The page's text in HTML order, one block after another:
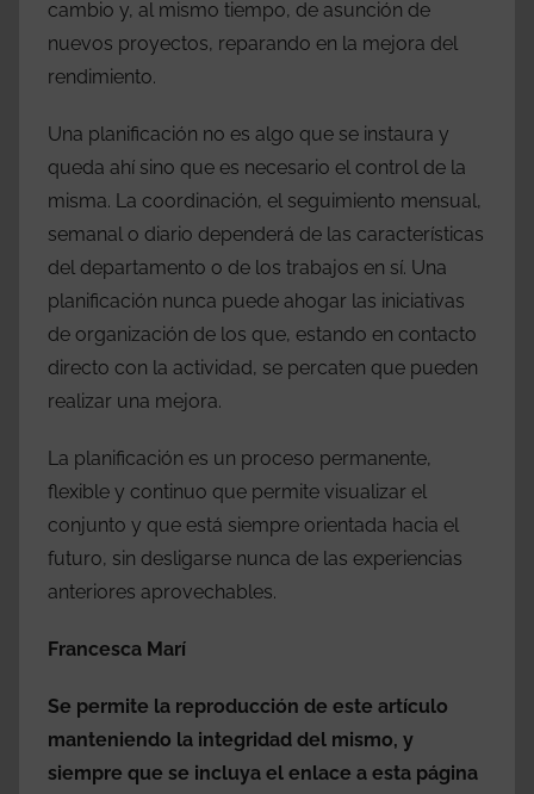
cambio y, al mismo tiempo, de asunción de
nuevos proyectos, reparando en la mejora del
rendimiento.
Una planificación no es algo que se instaura y
queda ahí sino que es necesario el control de la
misma. La coordinación, el seguimiento mensual,
semanal o diario dependerá de las características
del departamento o de los trabajos en sí. Una
planificación nunca puede ahogar las iniciativas
de organización de los que, estando en contacto
directo con la actividad, se percaten que pueden
realizar una mejora.
La planificación es un proceso permanente,
flexible y continuo que permite visualizar el
conjunto y que está siempre orientada hacia el
futuro, sin desligarse nunca de las experiencias
anteriores aprovechables.
Francesca Marí
Se permite la reproducción de este artículo
manteniendo la integridad del mismo, y
siempre que se incluya el enlace a esta página